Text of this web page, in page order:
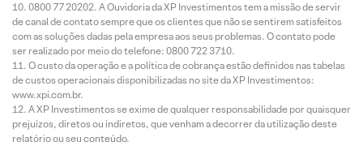
0800 77 20202. A Ouvidoria da XP Investimentos tem a missão de servir
de canal de contato sempre que os clientes que não se sentirem satisfeitos
com as soluções dadas pela empresa aos seus problemas. O contato pode
ser realizado por meio do telefone: 0800 722 3710.
O custo da operação e a política de cobrança estão definidos nas tabelas
de custos operacionais disponibilizadas no site da XP Investimentos:
www.xpi.com.br.
A XP Investimentos se exime de qualquer responsabilidade por quaisquer
prejuízos, diretos ou indiretos, que venham a decorrer da utilização deste
relatório ou seu conteúdo.